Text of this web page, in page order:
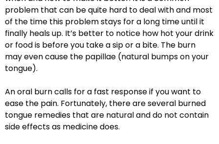
problem that can be quite hard to deal with and most
of the time this problem stays for a long time until it
finally heals up. It’s better to notice how hot your drink
or food is before you take a sip or a bite. The burn
may even cause the papillae (natural bumps on your
tongue).
An oral burn calls for a fast response if you want to
ease the pain. Fortunately, there are several burned
tongue remedies that are natural and do not contain
side effects as medicine does.